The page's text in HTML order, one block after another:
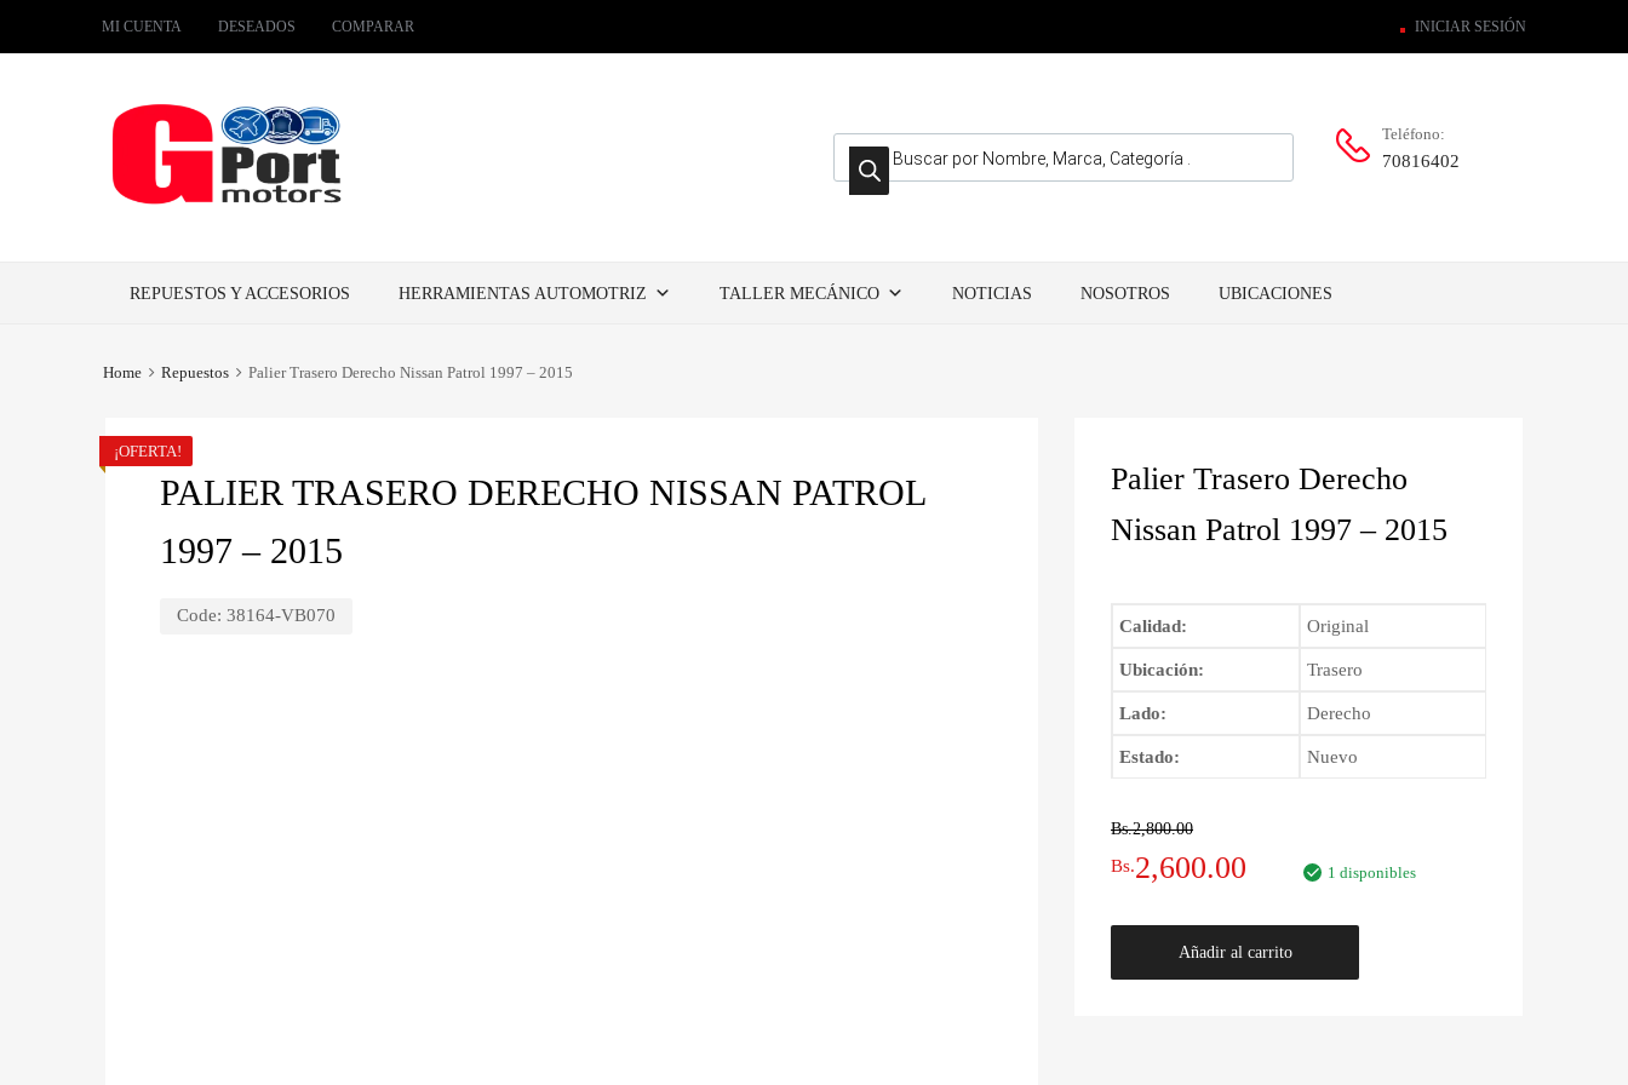
MI CUENTA DESEADOS COMPARAR INICIAR SESIÓN
Búsqueda de productos Teléfono:
70816402
REPUESTOS Y ACCESORIOS HERRAMIENTAS AUTOMOTRIZ TALLER MECÁNICO NOTICIAS NOSOTROS UBICACIONES
Home Repuestos Palier Trasero Derecho Nissan Patrol 1997 – 2015
PALIER TRASERO DERECHO NISSAN PATROL
1997 – 2015
Code: 38164-VB070
¡OFERTA!
Palier Trasero Derecho
Nissan Patrol 1997 – 2015
Calidad: Original
Ubicación: Trasero
Lado: Derecho
Estado: Nuevo
Bs.2,800.00
El
precio
original
Bs.2,600.00
precio
actual
1 disponibles
Añadir al carrito